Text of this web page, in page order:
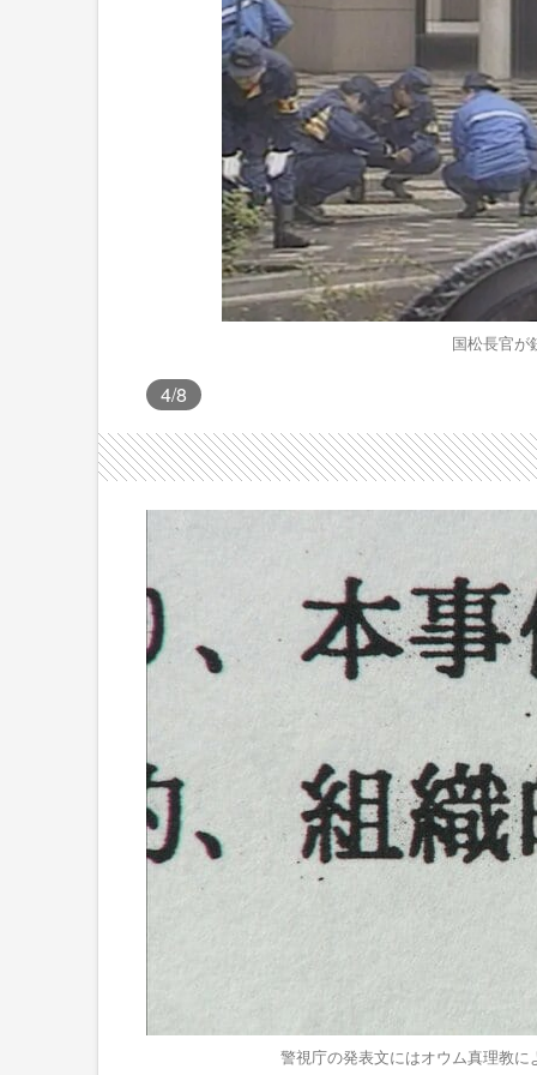
国松長官が
4/8
警視庁の発表文にはオウム真理教